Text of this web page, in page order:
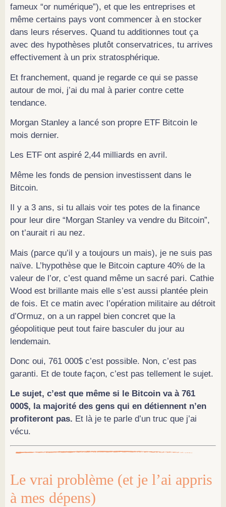
fameux “or numérique”), et que les entreprises et
même certains pays vont commencer à en stocker
dans leurs réserves. Quand tu additionnes tout ça
avec des hypothèses plutôt conservatrices, tu arrives
effectivement à un prix stratosphérique.
Et franchement, quand je regarde ce qui se passe
autour de moi, j’ai du mal à parier contre cette
tendance.
Morgan Stanley a lancé son propre ETF Bitcoin le
mois dernier.
Les ETF ont aspiré 2,44 milliards en avril.
Même les fonds de pension investissent dans le
Bitcoin.
Il y a 3 ans, si tu allais voir tes potes de la finance
pour leur dire “Morgan Stanley va vendre du Bitcoin”,
on t’aurait ri au nez.
Mais (parce qu’il y a toujours un mais), je ne suis pas
naïve. L’hypothèse que le Bitcoin capture 40% de la
valeur de l’or, c’est quand même un sacré pari. Cathie
Wood est brillante mais elle s’est aussi plantée plein
de fois. Et ce matin avec l’opération militaire au détroit
d’Ormuz, on a un rappel bien concret que la
géopolitique peut tout faire basculer du jour au
lendemain.
Donc oui, 761 000$ c’est possible. Non, c’est pas
garanti. Et de toute façon, c’est pas tellement le sujet.
Le sujet, c’est que même si le Bitcoin va à 761
000$, la majorité des gens qui en détiennent n’en
profiteront pas. Et là je te parle d’un truc que j’ai
vécu.
Le vrai problème (et je l’ai appris
à mes dépens)